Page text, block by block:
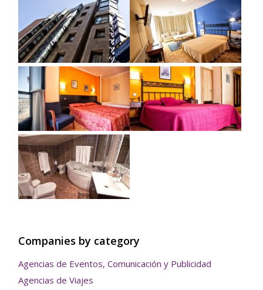
Companies by category
Agencias de Eventos, Comunicación y Publicidad
Agencias de Viajes